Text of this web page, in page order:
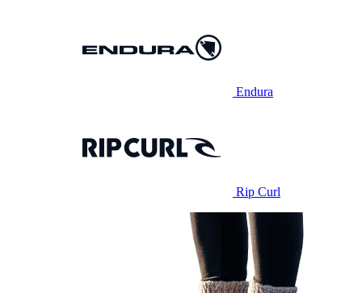
Endura
Rip Curl